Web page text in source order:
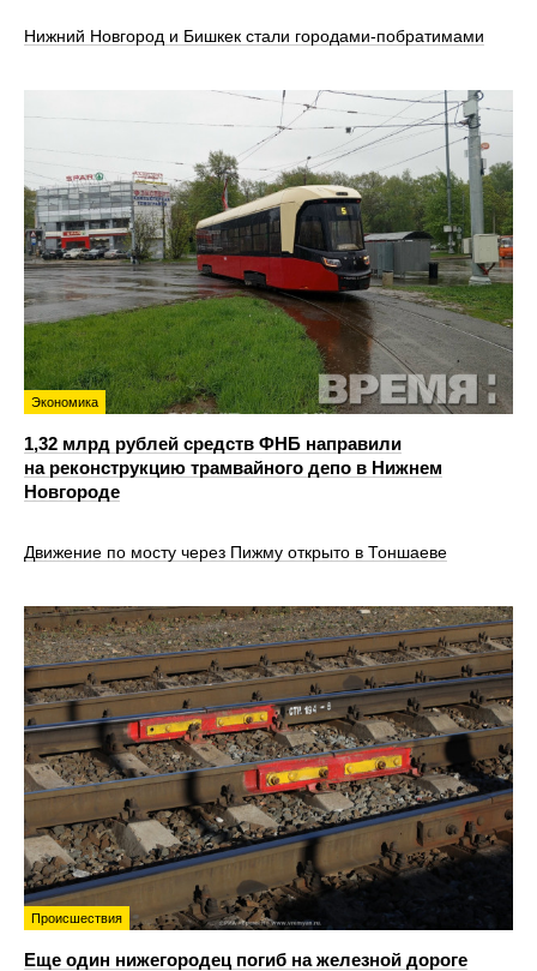
Нижний Новгород и Бишкек стали городами-побратимами
Экономика
1,32 млрд рублей средств ФНБ направили
на реконструкцию трамвайного депо в Нижнем
Новгороде
Движение по мосту через Пижму открыто в Тоншаеве
Происшествия
Еще один нижегородец погиб на железной дороге